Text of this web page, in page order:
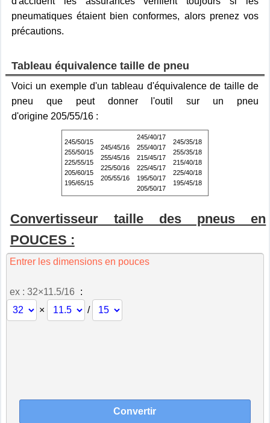
pneumatiques étaient bien conformes, alors prenez vos
précautions.
Tableau équivalence taille de pneu
Voici un exemple d'un tableau d'équivalence de taille de
pneu que peut donner l'outil sur un pneu
d'origine 205/55/16 :
245/50/15
255/50/15
225/55/15
205/60/15
195/65/15
245/45/16
255/45/16
225/50/16
205/55/16
245/40/17
255/40/17
215/45/17
225/45/17
195/50/17
205/50/17
245/35/18
255/35/18
215/40/18
225/40/18
195/45/18
Convertisseur taille des pneus en
POUCES :
Entrer les dimensions en pouces
ex : 32×11.5/16
:
×
/